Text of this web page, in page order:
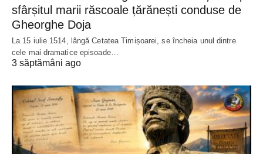
sfârșitul marii răscoale țărănești conduse de
Gheorghe Doja
La 15 iulie 1514, lângă Cetatea Timișoarei, se încheia unul dintre
cele mai dramatice episoade…
3 săptămâni ago